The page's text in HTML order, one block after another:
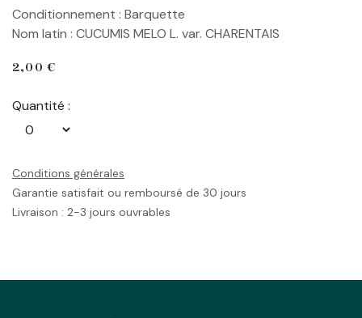
Conditionnement : Barquette
Nom latin : CUCUMIS MELO L. var. CHARENTAIS
2,00 €
Quantité :
Conditions générales
Garantie satisfait ou remboursé de 30 jours
Livraison : 2-3 jours ouvrables